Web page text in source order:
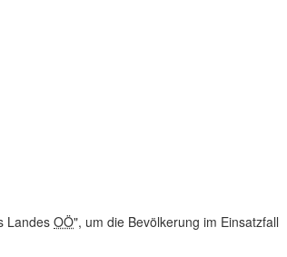
LandesOÖ", um die Bevölkerung im Einsatzfall